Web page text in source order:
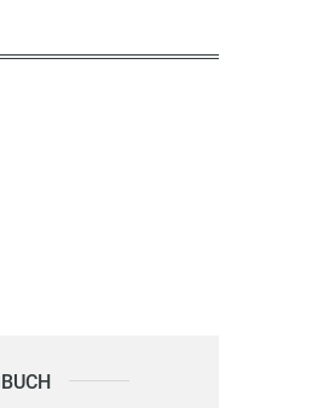
Logbuch